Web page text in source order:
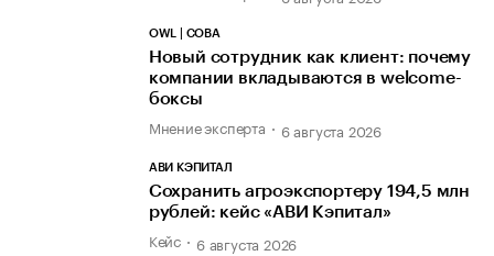
OWL | СОВА
Новый сотрудник как клиент: почему
компании вкладываются в welcome-
боксы
Мнение эксперта 6 августа 2026
АВИ КЭПИТАЛ
Сохранить агроэкспортеру 194,5 млн
рублей: кейс «АВИ Кэпитал»
Кейс 6 августа 2026